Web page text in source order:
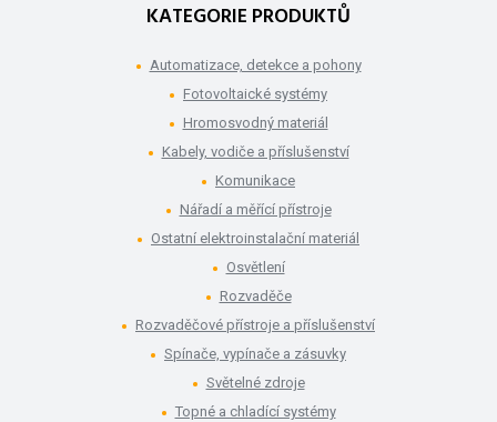
KATEGORIE PRODUKTŮ
Automatizace, detekce a pohony
Fotovoltaické systémy
Hromosvodný materiál
Kabely, vodiče a příslušenství
Komunikace
Nářadí a měřící přístroje
Ostatní elektroinstalační materiál
Osvětlení
Rozvaděče
Rozvaděčové přístroje a příslušenství
Spínače, vypínače a zásuvky
Světelné zdroje
Topné a chladící systémy